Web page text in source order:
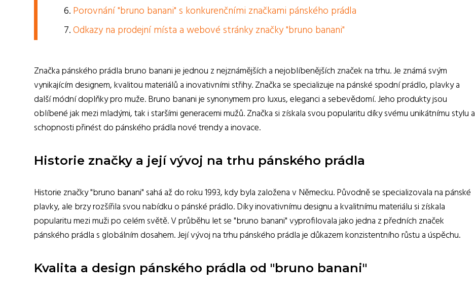
Porovnání "bruno banani" s konkurenčními značkami pánského prádla
Odkazy na prodejní místa a webové stránky značky "bruno banani"
Značka pánského prádla bruno banani je jednou z nejznámějších a nejoblíbenějších značek na trhu. Je známá svým
vynikajícím designem, kvalitou materiálů a inovativními střihy. Značka se specializuje na pánské spodní prádlo, plavky a
další módní doplňky pro muže. Bruno banani je synonymem pro luxus, eleganci a sebevědomí. Jeho produkty jsou
oblíbené jak mezi mladými, tak i staršími generacemi mužů. Značka si získala svou popularitu díky svému unikátnímu stylu a
schopnosti přinést do pánského prádla nové trendy a inovace.
Historie značky a její vývoj na trhu pánského prádla
Historie značky "bruno banani" sahá až do roku 1993, kdy byla založena v Německu. Původně se specializovala na pánské
plavky, ale brzy rozšířila svou nabídku o pánské prádlo. Díky inovativnímu designu a kvalitnímu materiálu si získala
popularitu mezi muži po celém světě. V průběhu let se "bruno banani" vyprofilovala jako jedna z předních značek
pánského prádla s globálním dosahem. Její vývoj na trhu pánského prádla je důkazem konzistentního růstu a úspěchu.
Kvalita a design pánského prádla od "bruno banani"